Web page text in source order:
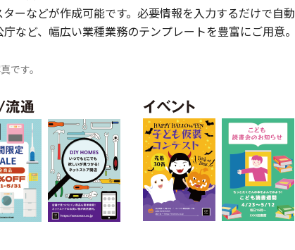
ーなどが作成可能です。必要情報を入力するだけで自
など、幅広い業種業務のテンプレートを豊富にご用意
です。